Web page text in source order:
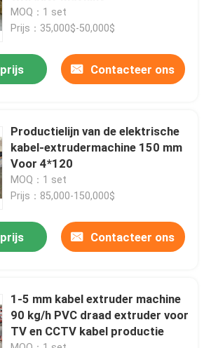
MOQ：1 set
Prijs：35,000$-50,000$
Contacteer ons
Productielijn van de elektrische
kabel-extrudermachine 150 mm
Voor 4*120
MOQ：1 set
Prijs：85,000-150,000$
Contacteer ons
1-5 mm kabel extruder machine
90 kg/h PVC draad extruder voor
TV en CCTV kabel productie